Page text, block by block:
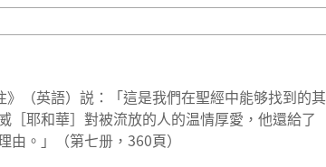
（英語）説：「這是我們在聖經中能够找到的其
［耶和華］對被流放的人的温情厚愛，他還給了
。」（第七册，360頁）